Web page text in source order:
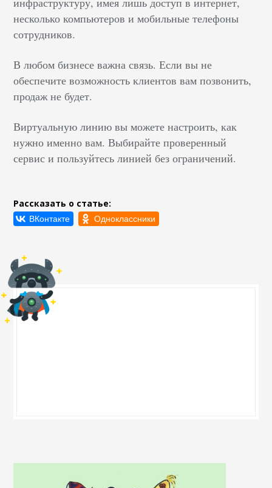
несколько компьютеров и мобильные телефоны
сотрудников.
В любом бизнесе важна связь. Если вы не
обеспечите возможность клиентов вам позвонить,
продаж не будет.
Виртуальную линию вы можете настроить, как
нужно именно вам. Выбирайте проверенный
сервис и пользуйтесь линией без ограничений.
Рассказать о статье: